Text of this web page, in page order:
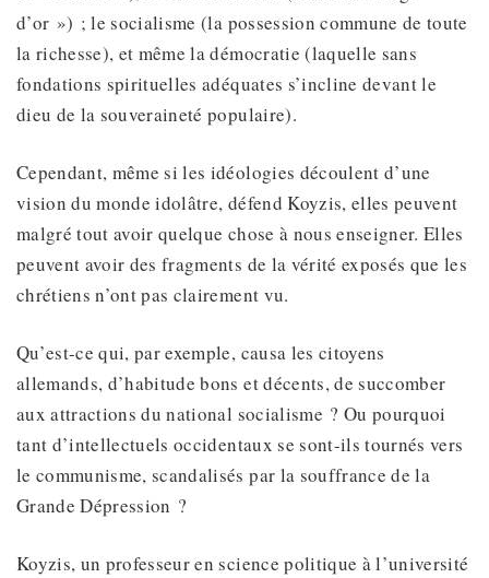
d’or ») ; le socialisme (la possession commune de toute
la richesse), et même la démocratie (laquelle sans
fondations spirituelles adéquates s’incline devant le
dieu de la souveraineté populaire).
Cependant, même si les idéologies découlent d’une
vision du monde idolâtre, défend Koyzis, elles peuvent
malgré tout avoir quelque chose à nous enseigner. Elles
peuvent avoir des fragments de la vérité exposés que les
chrétiens n’ont pas clairement vu.
Qu’est-ce qui, par exemple, causa les citoyens
allemands, d’habitude bons et décents, de succomber
aux attractions du national socialisme ? Ou pourquoi
tant d’intellectuels occidentaux se sont-ils tournés vers
le communisme, scandalisés par la souffrance de la
Grande Dépression ?
Koyzis, un professeur en science politique à l’université